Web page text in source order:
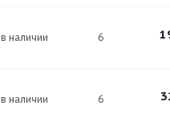
в наличии 6
в наличии 6